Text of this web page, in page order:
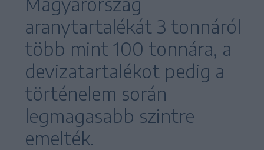
aranytartalékát 3 tonnáról
több mint 100 tonnára, a
devizatartalékot pedig a
történelem során
legmagasabb szintre
emelték.